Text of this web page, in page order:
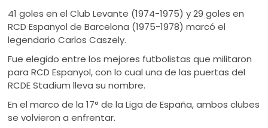
41 goles en el Club Levante (1974-1975) y 29 goles en
RCD Espanyol de Barcelona (1975-1978) marcó el
legendario Carlos Caszely.
Fue elegido entre los mejores futbolistas que militaron
para RCD Espanyol, con lo cual una de las puertas del
RCDE Stadium lleva su nombre.
En el marco de la 17° de la Liga de España, ambos clubes
se volvieron a enfrentar.